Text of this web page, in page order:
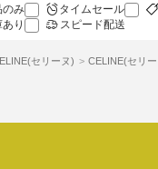
のみ タイムセール
り
スピード配送
セリーヌ) CELINE(セリ